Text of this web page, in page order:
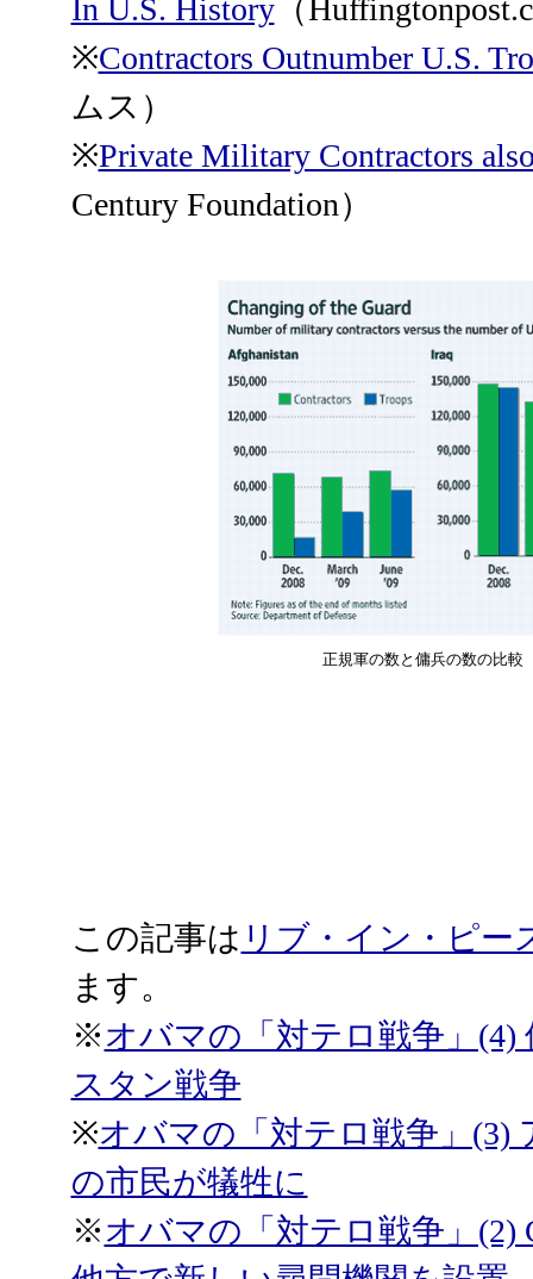
In U.S. History（
※Contractors Outnumber U.S.
ムス）
※Private Military Contractors
Century Foundation）
正規軍の数と傭兵の数の比較
この記事は リブ・イン・ピ
ます。
※オバマの「対テロ戦争」
スタン戦争
※オバマの「対テロ戦争」(3)
の市民が犠牲に
※オバマの「対テロ戦争」